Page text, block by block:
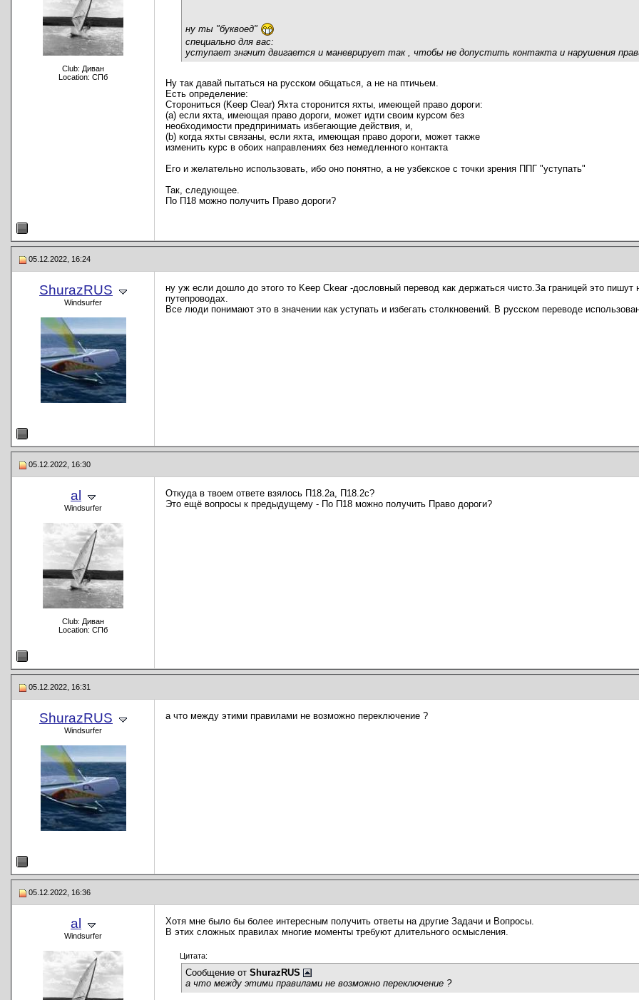
Club: Диван
Location: СПб
ну ты "буквоед"
специально для вас:
уступает значит двигается и маневрирует так , чтобы не допустить контакта и нарушения
Ну так давай пытаться на русском общаться, а не на птичьем.
Есть определение:
Сторониться (Keep Clear) Яхта сторонится яхты, имеющей право дороги:
(a) если яхта, имеющая право дороги, может идти своим курсом без
необходимости предпринимать избегающие действия, и,
(b) когда яхты связаны, если яхта, имеющая право дороги, может также
изменить курс в обоих направлениях без немедленного контакта
Его и желательно использовать, ибо оно понятно, а не узбекское с точки зрения ППГ "уступать"
Так, следующее.
По П18 можно получить Право дороги?
05.12.2022, 16:24
ShurazRUS
Windsurfer
ну уж если дошло до этого то Keep Ckear -дословный перевод как держаться чисто.За границей это
путепроводах.
Все люди понимают это в значении как уступать и избегать столкновений. В русском переводе
05.12.2022, 16:30
al
Windsurfer
Club: Диван
Location: СПб
Откуда в твоем ответе взялось П18.2а, П18.2с?
Это ещё вопросы к предыдущему - По П18 можно получить Право дороги?
05.12.2022, 16:31
ShurazRUS
Windsurfer
а что между этими правилами не возможно переключение ?
05.12.2022, 16:36
al
Windsurfer
Хотя мне было бы более интересным получить ответы на другие Задачи и Вопросы.
В этих сложных правилах многие моменты требуют длительного осмысления.
Цитата:
Сообщение от ShurazRUS
а что между этими правилами не возможно переключение ?